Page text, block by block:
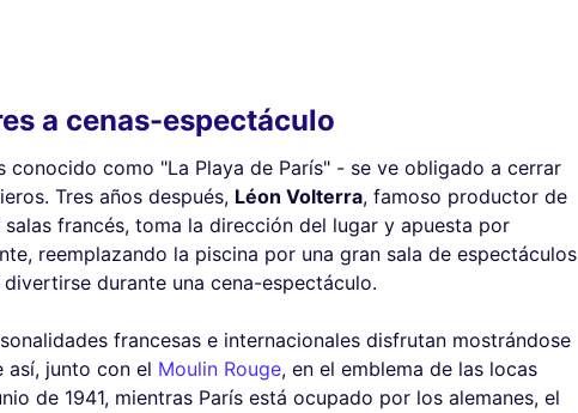
a cenas-espectáculo
conocido como "La Playa de París" - se ve obligado a cerrar
Tres años después, Léon Volterra, famoso productor de
francés, toma la dirección del lugar y apuesta por
reemplazando la piscina por una gran sala de espectáculos
durante una cena-espectáculo.
francesas e internacionales disfrutan mostrándose
así, junto con el Moulin Rouge, en el emblema de las locas
de 1941, mientras París está ocupado por los alemanes, el